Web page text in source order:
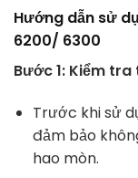
Hướng dẫn sử
6200/ 6300
Bước 1: Kiểm
Trước khi sử
đảm bảo
hao mòn.